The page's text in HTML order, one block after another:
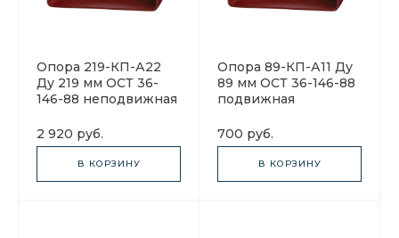
Опора 219-КП-А22
Ду 219 мм ОСТ 36-
146-88 неподвижная
2 920 руб.
В КОРЗИНУ
Опора 89-КП-А11 Ду
89 мм ОСТ 36-146-88
подвижная
700 руб.
В КОРЗИНУ